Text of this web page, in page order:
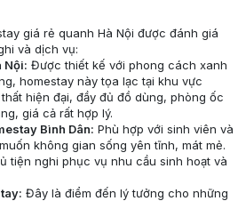
giá rẻ quanh Hà Nội được đánh giá
và dịch vụ:
Nội: Được thiết kế với phong cách xanh
homestay này tọa lạc tại khu vực
hiện đại, đầy đủ đồ dùng, phòng ốc
giá cả rất hợp lý.
Bình Dân: Phù hợp với sinh viên và
không gian sống yên tĩnh, mát mẻ.
tiện nghi phục vụ nhu cầu sinh hoạt và
Đây là điểm đến lý tưởng cho những